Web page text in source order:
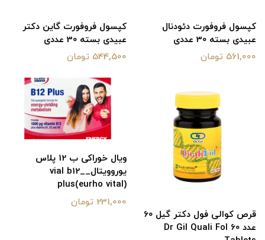
کپسول فروفورت دئودنال
عبیدی بسته 30 عددی
561,000 تومان
کپسول فروفورت گاین دکتر
عبیدی بسته 30 عددی
544,500 تومان
قرص کوالی فول دکتر گیل 60
عدد Dr Gil Quali Fol 60
ویال خوراکی ب 12 پلاس
یوروویتال__vial b12
plus(eurho vital)
231,000 تومان